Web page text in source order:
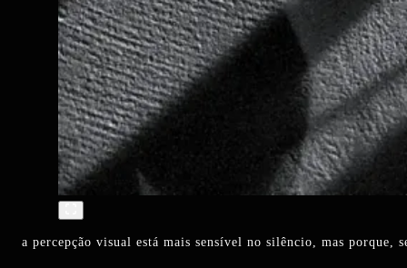
a percepção visual está mais sensível no silêncio, mas porque,